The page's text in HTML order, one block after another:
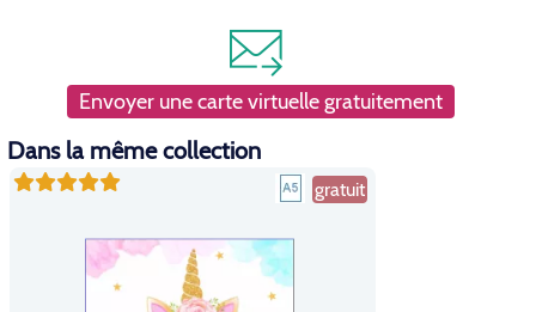
Envoyer une carte virtuelle gratuitement
Dans la même collection
gratuit